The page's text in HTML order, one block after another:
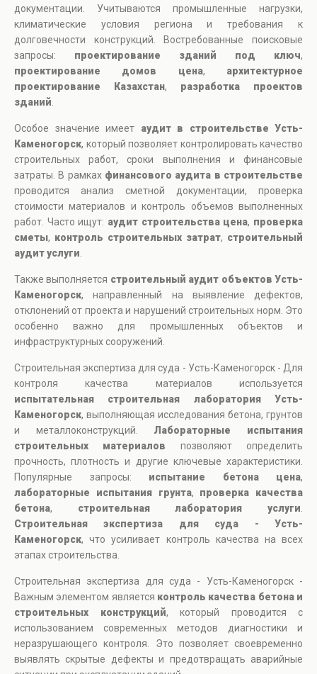
документации. Учитываются промышленные нагрузки,
климатические условия региона и требования к
долговечности конструкций. Востребованные поисковые
запросы: проектирование зданий под ключ,
проектирование домов цена, архитектурное
проектирование Казахстан, разработка проектов
зданий
Особое значение имеет аудит в строительстве Усть-
Каменогорск, который позволяет контролировать качество
строительных работ, сроки выполнения и финансовые
затраты. В рамках финансового аудита в строительстве
проводится анализ сметной документации, проверка
стоимости материалов и контроль объемов выполненных
работ. Часто ищут: аудит строительства цена, проверка
сметы, контроль строительных затрат, строительный
аудит услуги
Также выполняется строительный аудит объектов Усть-
Каменогорск, направленный на выявление дефектов,
отклонений от проекта и нарушений строительных норм. Это
особенно важно для промышленных объектов и
инфраструктурных сооружений.
Строительная экспертиза для суда - Усть-Каменогорск - Для
контроля качества материалов используется
испытательная строительная лаборатория Усть-
Каменогорск, выполняющая исследования бетона, грунтов
и металлоконструкций. Лабораторные испытания
строительных материалов позволяют определить
прочность, плотность и другие ключевые характеристики.
Популярные запросы: испытание бетона цена,
лабораторные испытания грунта, проверка качества
бетона, строительная лаборатория услуги
Строительная экспертиза для суда - Усть-
Каменогорск, что усиливает контроль качества на всех
этапах строительства.
Строительная экспертиза для суда - Усть-Каменогорск -
Важным элементом является контроль качества бетона и
строительных конструкций, который проводится с
использованием современных методов диагностики и
неразрушающего контроля. Это позволяет своевременно
выявлять скрытые дефекты и предотвращать аварийные